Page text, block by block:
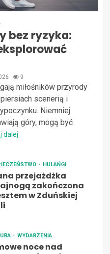
bez ryzyka:
9
miłośników przyrody
scenerią i
Niemniej
góry, mogą być
dalej
HULAŃGI
przejażdżka
zakończona
w Zduńskiej
WYDARZENIA
noce nad